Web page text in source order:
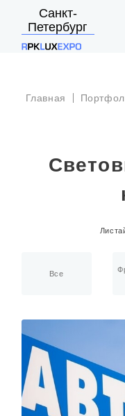
Санкт-
Петербург
УСЛУГИ
АКЦИИ
Главная
Все